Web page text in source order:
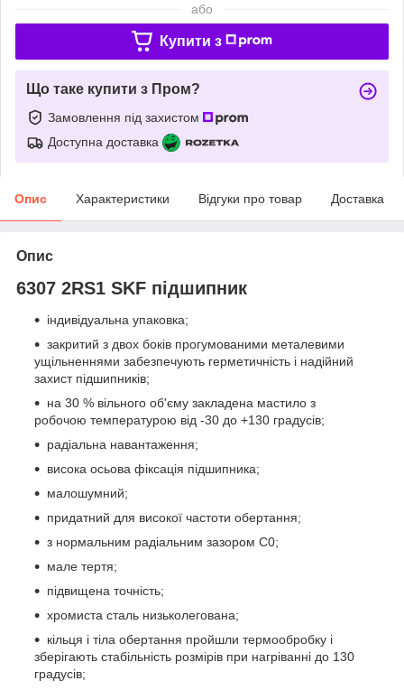
або
Купити з
Що таке купити з Пром?
Замовлення під захистом
Доступна доставка
Опис Характеристики Відгуки про товар Доставка
Опис
6307 2RS1 SKF підшипник
індивідуальна упаковка;
закритий з двох боків прогумованими металевими
ущільненнями забезпечують герметичність і надійний
захист підшипників;
на 30 % вільного об'єму закладена мастило з
робочою температурою від -30 до +130 градусів;
радіальна навантаження;
висока осьова фіксація підшипника;
малошумний;
придатний для високої частоти обертання;
з нормальним радіальним зазором С0;
мале тертя;
підвищена точність;
хромиста сталь низьколегована;
кільця і тіла обертання пройшли термообробку і
зберігають стабільність розмірів при нагріванні до 130
градусів;